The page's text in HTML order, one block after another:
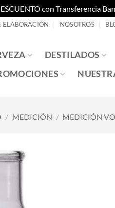
con Transferencia
ELABORACIÓN NOSOTROS
DESTILADOS
/ MEDICIÓN / MEDICIÓN